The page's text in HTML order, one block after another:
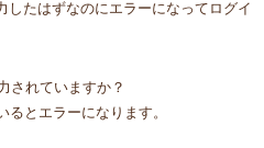
したはずなのにエラーになってログイ
されていますか？
とエラーになります。